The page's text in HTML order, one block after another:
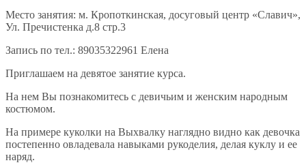
Место занятия: м. Кропоткинская, досуговый центр «Славич»,
Ул. Пречистенка д.8 стр.3
Запись по тел.: 89035322961 Елена
Приглашаем на девятое занятие курса.
На нем Вы познакомитесь с девичьим и женским народным
костюмом.
На примере куколки на Выхвалку наглядно видно как девочка
постепенно овладевала навыками рукоделия, делая куклу и ее
наряд.